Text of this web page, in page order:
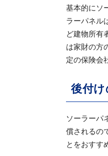
基本的にソ
ラーパネル
ど建物所有
は家財の方
定の保険会
後付け
ソーラーパ
償されるの
とをおすす